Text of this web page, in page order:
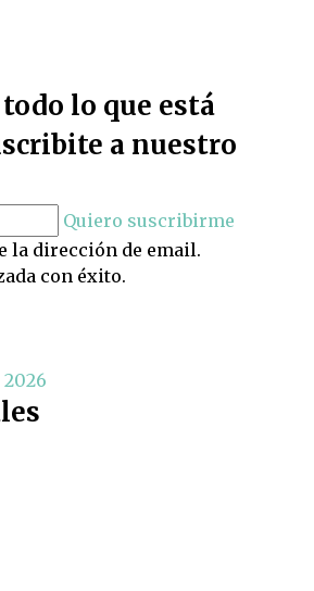
lo que está
a nuestro
Quiero suscribirme
la dirección de email.
con éxito.